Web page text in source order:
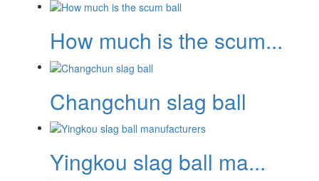
How much is the scum...
Changchun slag ball
Yingkou slag ball ma...